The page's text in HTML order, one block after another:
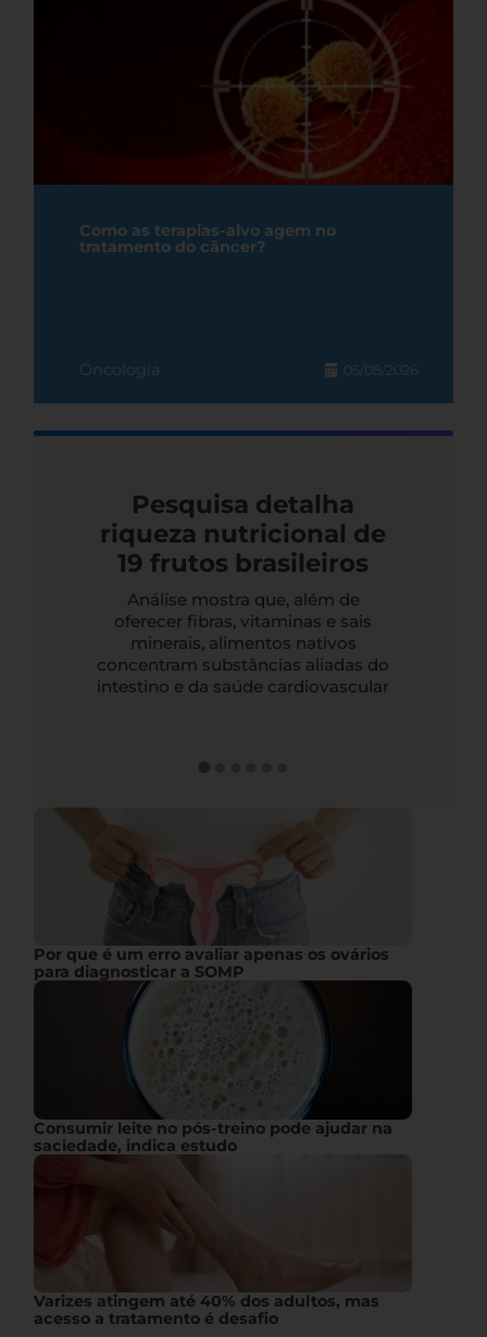
Como as terapias-alvo agem no
tratamento do câncer?
Oncologia 05/08/2026
Pesquisa detalha
riqueza nutricional de
19 frutos brasileiros
Análise mostra que, além de
oferecer fibras, vitaminas e sais
minerais, alimentos nativos
concentram substâncias aliadas do
intestino e da saúde cardiovascular
Por que é um erro avaliar apenas os ovários
para diagnosticar a SOMP
Consumir leite no pós-treino pode ajudar na
saciedade, indica estudo
Varizes atingem até 40% dos adultos, mas
acesso a tratamento é desafio